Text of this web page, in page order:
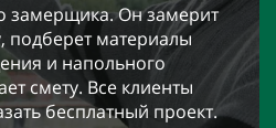
замерщика. Он замерит
подберет материалы
и напольного
смету. Все клиенты
бесплатный проект.